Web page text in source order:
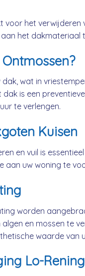
voor het verwijderen
het dakmateriaal
wat in
is een
te verlengen.
Kuisen
en vuil is
aan uw woning te
worden
en mossen te
waarde van
Lo-